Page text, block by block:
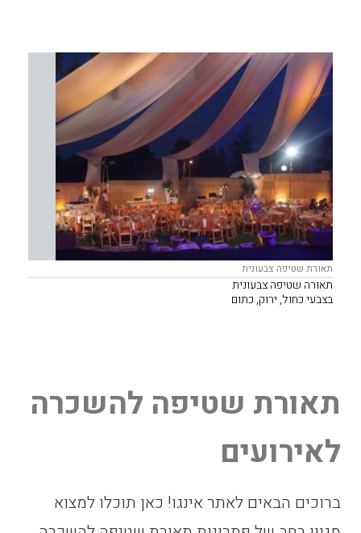
תאורת שטיפה צבעונית
תאורה שטיפה צבעונית
בצבעי כחול, ירוק, כתום
תאורת שטיפה להשכרה
לאירועים
ברוכים הבאים לאתר אינגו! כאן תוכלו למצוא